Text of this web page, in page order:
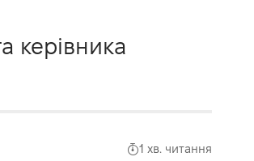
керівника
1 хв. читання